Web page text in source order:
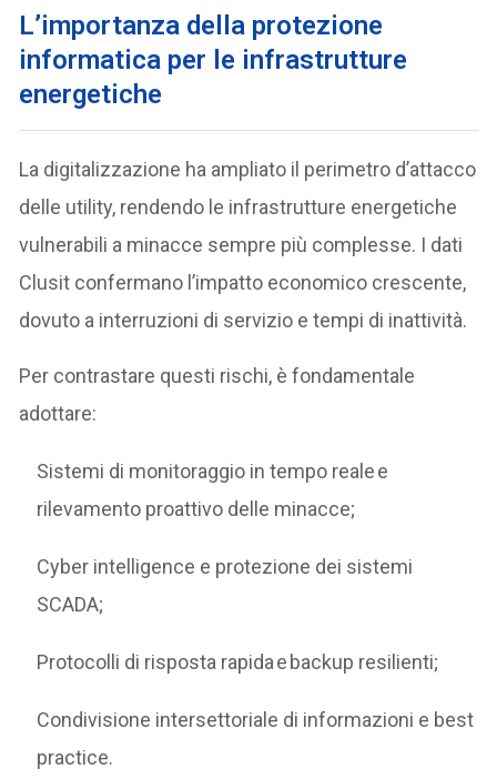
L’importanza della protezione
informatica per le infrastrutture
energetiche
La digitalizzazione ha ampliato il perimetro d’attacco
delle utility, rendendo le infrastrutture energetiche
vulnerabili a minacce sempre più complesse. I dati
Clusit confermano l’impatto economico crescente,
dovuto a interruzioni di servizio e tempi di inattività.
Per contrastare questi rischi, è fondamentale
adottare:
Sistemi di monitoraggio in tempo reale e
rilevamento proattivo delle minacce;
Cyber intelligence e protezione dei sistemi
SCADA;
Protocolli di risposta rapida e backup resilienti;
Condivisione intersettoriale di informazioni e best
practice.